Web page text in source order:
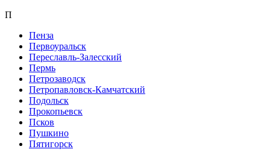
П
Пенза
Первоуральск
Переславль-Залесский
Пермь
Петрозаводск
Петропавловск-Камчатский
Подольск
Прокопьевск
Псков
Пушкино
Пятигорск